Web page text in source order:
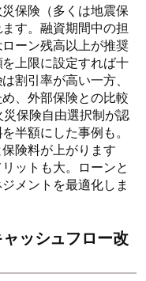
保険（多くは地震保
す。融資期間中の担
ーン残高以上が推奨
上限に設定すれば十
割引率が高い一方、
、外部保険との比較
保険自由選択制が認
半額にした事例も。
険料が上がります
ットも大。ローンと
メントを最適化しま
ッシュフロー改